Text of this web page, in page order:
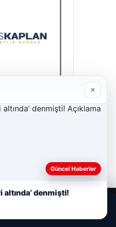
Bürosu
×
Güncel Haberler
altında’ denmişti!